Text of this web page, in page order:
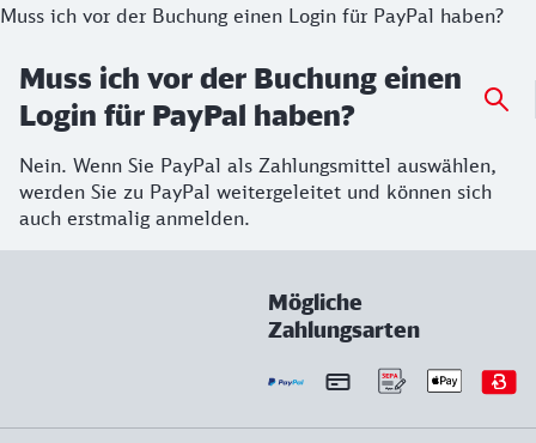
Muss ich vor der Buchung einen Login für PayPal haben?
Muss ich vor der Buchung einen
Login für PayPal haben?
Nein. Wenn Sie PayPal als Zahlungsmittel auswählen,
werden Sie zu PayPal weitergeleitet und können sich
auch erstmalig anmelden.
Mögliche
Zahlungsarten